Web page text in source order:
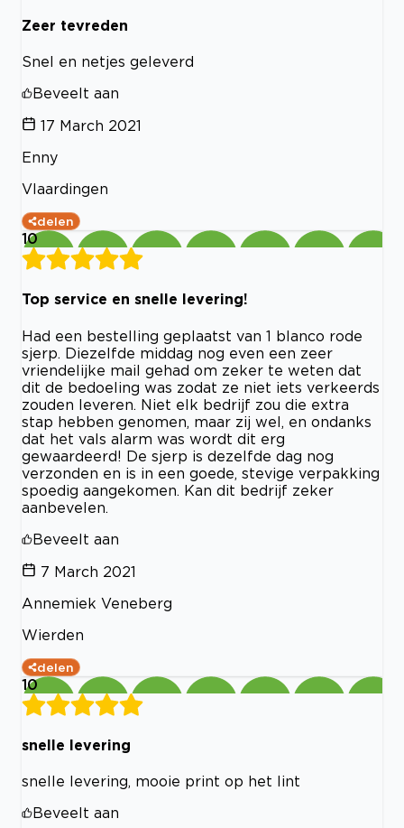
Zeer tevreden
Snel en netjes geleverd
Beveelt aan
17 March 2021
Enny
Vlaardingen
delen
10
Top service en snelle levering!
Had een bestelling geplaatst van 1 blanco rode
sjerp. Diezelfde middag nog even een zeer
vriendelijke mail gehad om zeker te weten dat
dit de bedoeling was zodat ze niet iets verkeerds
zouden leveren. Niet elk bedrijf zou die extra
stap hebben genomen, maar zij wel, en ondanks
dat het vals alarm was wordt dit erg
gewaardeerd! De sjerp is dezelfde dag nog
verzonden en is in een goede, stevige verpakking
spoedig aangekomen. Kan dit bedrijf zeker
aanbevelen.
Beveelt aan
7 March 2021
Annemiek Veneberg
Wierden
delen
10
snelle levering
snelle levering, mooie print op het lint
Beveelt aan